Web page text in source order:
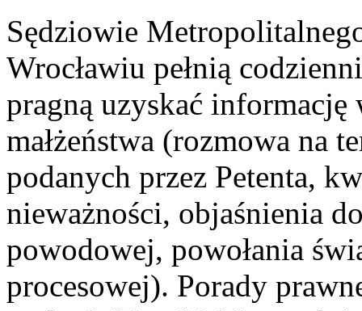
Sędziowie
Wrocławiu pełnią
pragną uzyskać informację
małżeństwa (rozmowa na
podanych przez Petenta,
nieważności, objaśnienia
powodowej, powołania
procesowej). Porady